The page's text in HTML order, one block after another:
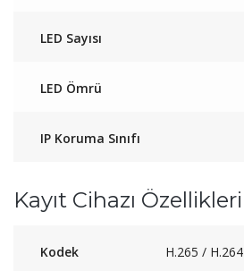
LED Sayısı
LED Ömrü
IP Koruma Sınıfı
Kayıt Cihazı Özellikleri
Kodek H.265 / H.264